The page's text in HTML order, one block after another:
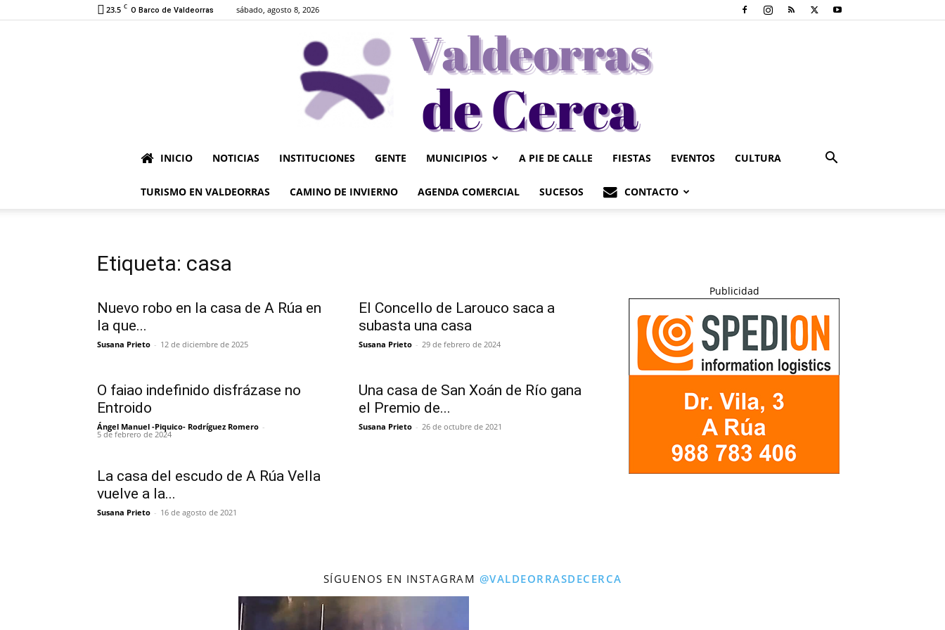
23.5 C O Barco de Valdeorras sábado, agosto 8, 2026
Valdeorrasdecerca
INICIO NOTICIAS INSTITUCIONES GENTE MUNICIPIOS A PIE DE CALLE FIESTAS EVENTOS CULTURA
TURISMO EN VALDEORRAS CAMINO DE INVIERNO AGENDA COMERCIAL SUCESOS CONTACTO
Etiqueta: casa
Nuevo robo en la casa de A Rúa en
la que...
Susana Prieto - 12 de diciembre de 2025
El Concello de Larouco saca a
subasta una casa
Susana Prieto - 29 de febrero de 2024
O faiao indefinido disfrázase no
Entroido
Ángel Manuel -Piquico- Rodríguez Romero -
5 de febrero de 2024
Una casa de San Xoán de Río gana
el Premio de...
Susana Prieto - 26 de octubre de 2021
La casa del escudo de A Rúa Vella
vuelve a la...
Susana Prieto - 16 de agosto de 2021
Publicidad
SÍGUENOS EN INSTAGRAM @VALDEORRASDECERCA